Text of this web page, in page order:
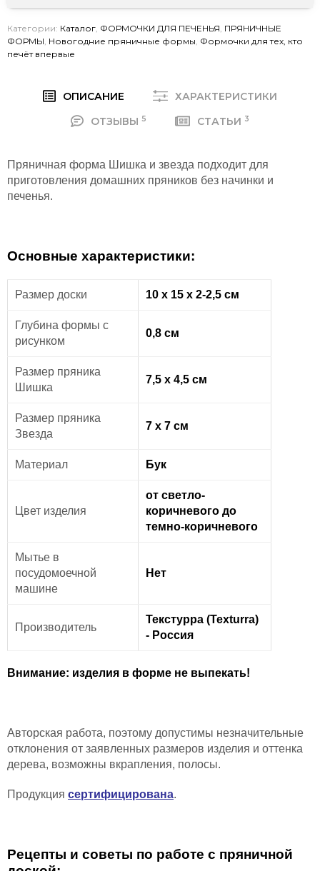
Категории: Каталог ФОРМОЧКИ ДЛЯ ПЕЧЕНЬЯ ПРЯНИЧНЫЕ
ФОРМЫ Новогодние пряничные формы Формочки для тех, кто
печёт впервые
ОПИСАНИЕ
ХАРАКТЕРИСТИКИ
ОТЗЫВЫ 5 СТАТЬИ 3
Пряничная форма Шишка и звезда подходит для
приготовления домашних пряников без начинки и
печенья.
Основные характеристики:
Размер доски 10 х 15 х 2-2,5 см
Глубина формы с
рисунком
0,8 см
Размер пряника
Шишка
7,5 х 4,5 см
Размер пряника
Звезда
7 х 7 см
Материал Бук
Цвет изделия
от светло-
коричневого до
темно-коричневого
Мытье в
посудомоечной
машине
Нет
Производитель
Текстурра (Texturra)
- Россия
Внимание: изделия в форме не выпекать!
Авторская работа, поэтому допустимы незначительные
отклонения от заявленных размеров изделия и оттенка
дерева, возможны вкрапления, полосы.
Продукция сертифицирована.
Рецепты и советы по работе с пряничной